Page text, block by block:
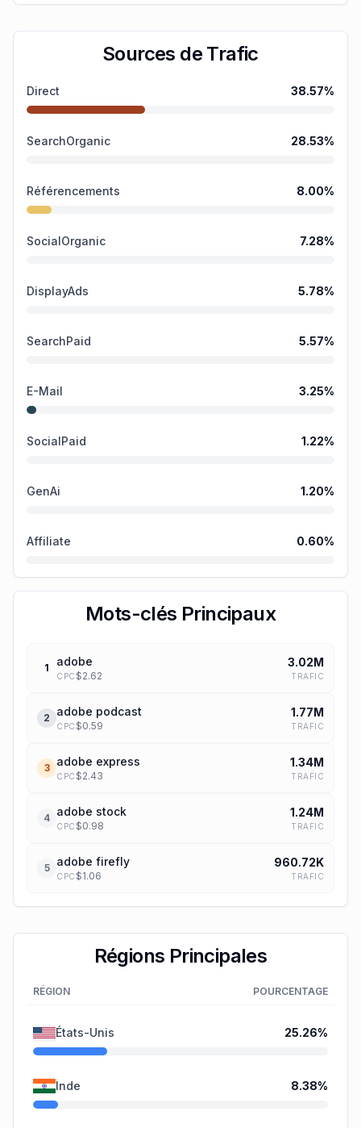
Sources de Trafic
Direct 38.57%
SearchOrganic 28.53%
Référencements 8.00%
SocialOrganic 7.28%
DisplayAds 5.78%
SearchPaid 5.57%
E-Mail 3.25%
SocialPaid 1.22%
GenAi 1.20%
Affiliate 0.60%
Mots-clés Principaux
1 adobe
CPC $2.62
3.02M
TRAFIC
2 adobe podcast
CPC $0.59
1.77M
TRAFIC
3 adobe express
CPC $2.43
1.34M
TRAFIC
4 adobe stock
CPC $0.98
1.24M
TRAFIC
5 adobe firefly
CPC $1.06
960.72K
TRAFIC
Régions Principales
RÉGION POURCENTAGE
États-Unis 25.26%
Inde 8.38%